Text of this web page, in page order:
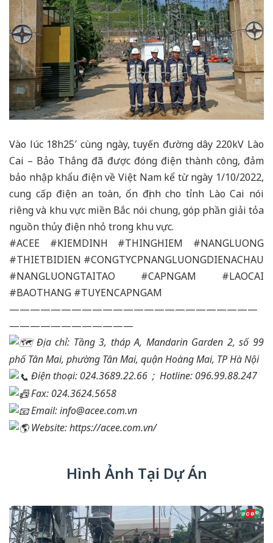
Vào lúc 18h25′ cùng ngày, tuyến đường dây 220kV Lào
Cai – Bảo Thắng đã được đóng điện thành công, đảm
bảo nhập khẩu điện về Việt Nam kể từ ngày 1/10/2022,
cung cấp điện an toàn, ổn định cho tỉnh Lào Cai nói
riêng và khu vực miền Bắc nói chung, góp phần giải tỏa
nguồn thủy điện nhỏ trong khu vực.
#ACEE
#KIEMDINH #THINGHIEM
#NANGLUONG
#THIETBIDIEN #CONGTYCPNANGLUONGDIENACHAU
#NANGLUONGTAITAO
#CAPNGAM
#LAOCAI
#BAOTHANG #TUYENCAPNGAM
————————————————————————
————————————
Địa chỉ: Tầng 3, tháp A, Mandarin Garden 2, số 99
phố Tân Mai, phường Tân Mai, quận Hoàng Mai, TP Hà Nội
Điện thoại: 024.3689.22.66 ; Hotline: 096.99.88.247
Fax: 024.3624.5658
Email: info@acee.com.vn
Website:https://acee.com.vn/
Hình Ảnh Tại Dự Án